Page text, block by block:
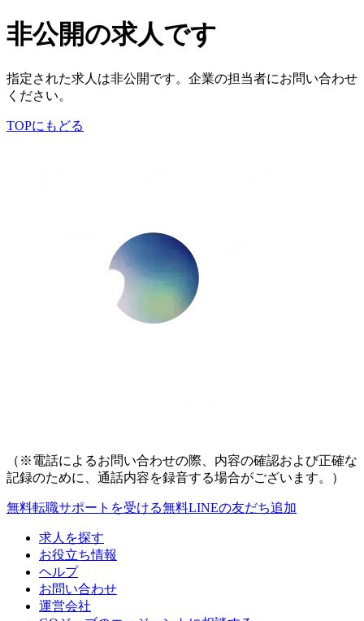
非公開の求人です
指定された求人は非公開です。企業の担当者にお問い合わせ
ください。
TOPにもどる
（※電話によるお問い合わせの際、内容の確認および正確な
記録のために、通話内容を録音する場合がございます。）
無料転職サポートを受ける無料LINEの友だち追加
求人を探す
お役立ち情報
ヘルプ
お問い合わせ
運営会社